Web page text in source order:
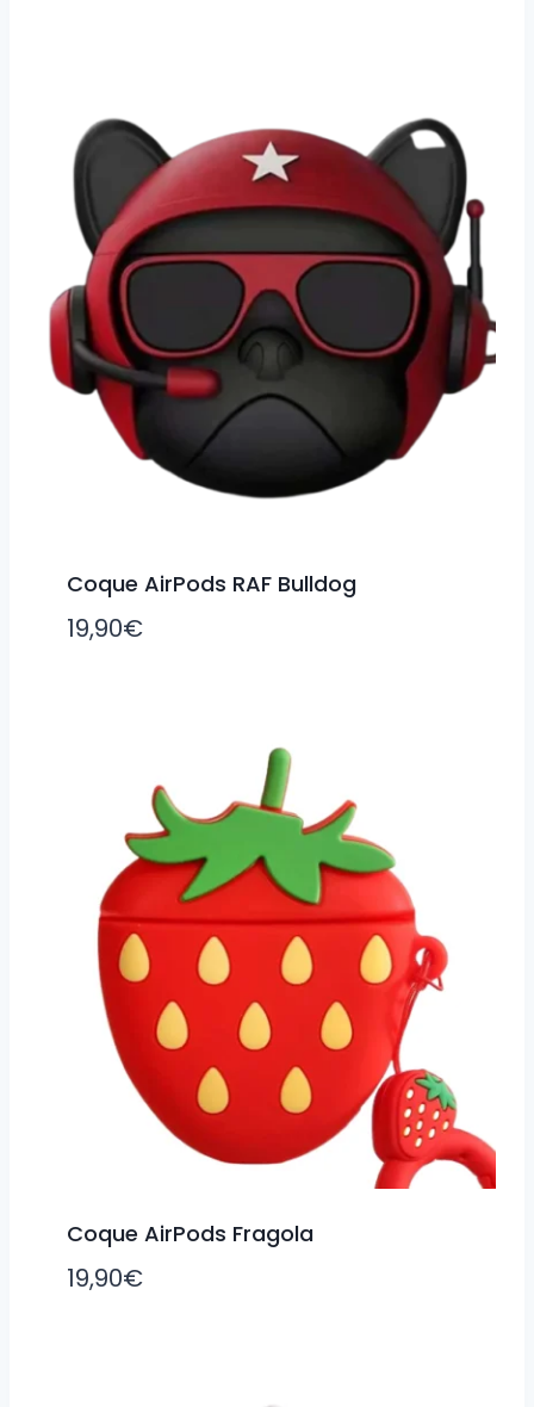
Coque AirPods RAF Bulldog
19,90€
Coque AirPods Fragola
19,90€